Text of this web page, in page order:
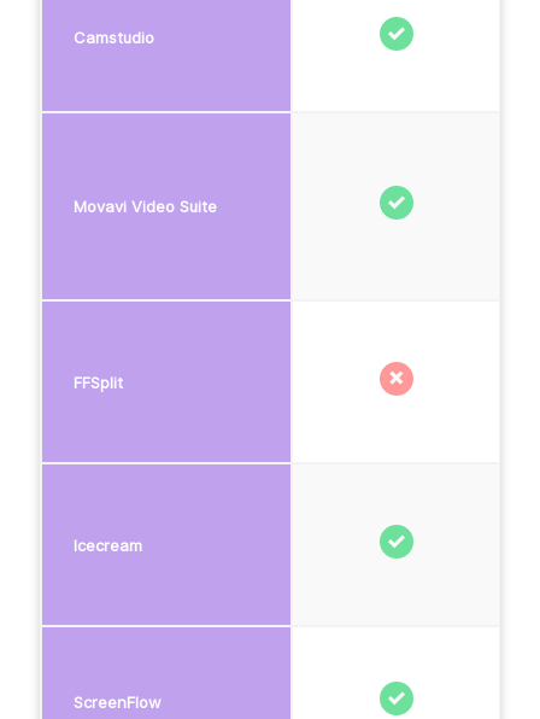
Camstudio
Movavi Video Suite
FFSplit
Icecream
ScreenFlow